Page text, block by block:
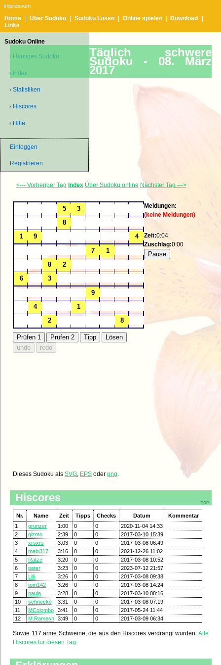
Impressum
Home Über Sudoku Sudoku Lösen Online spielen Download
Links
Sudoku Online
› Heutiges Sudoku
› Index
› Statistiken
› Hiscores
› Hilfe
Einloggen
Registrieren
Täglich schwere
Sudoku - 08. März
2017
<--- Vorheriger Tag Index Über Sudoku online Nächster Tag --->
Meldungen:
(keine Meldungen)
Zeit:0:04
Zuschlag:0:00
Dieses Sudoku alsSVG, EPS oderpng.
top
Hiscores
Nr. Name Zeit Tipps Checks Datum
Kommentar
1
grunzer 1:00 0 0
2020-11-04 14:33
2
gizmo 2:39 0 0
2017-03-10 15:39
3
xrsxrs 3:03 0 0
2017-03-08 06:49
4
mabi317 3:16 0 0
2021-12-26 11:02
5
Ratze 3:20 0 0
2017-03-08 10:52
6
peter 3:23 0 0
2023-07-12 21:57
7
Lilli 3:26 0 0
2017-03-08 09:38
8
tom142 3:26 0 0
2017-03-08 14:24
9
paula 3:28 0 0
2017-03-10 08:16
10
schnecke 3:31 0 0
2017-03-08 07:19
11
MColombo 3:41 0 0
2017-05-24 11:44
12
M.Ramesh 3:49 0 0 2017-03-09 06:34
Sowie 117 arme Schweine, die aus den Hiscores verdrängt wurden. Alle
Hiscores für diesen Tag.